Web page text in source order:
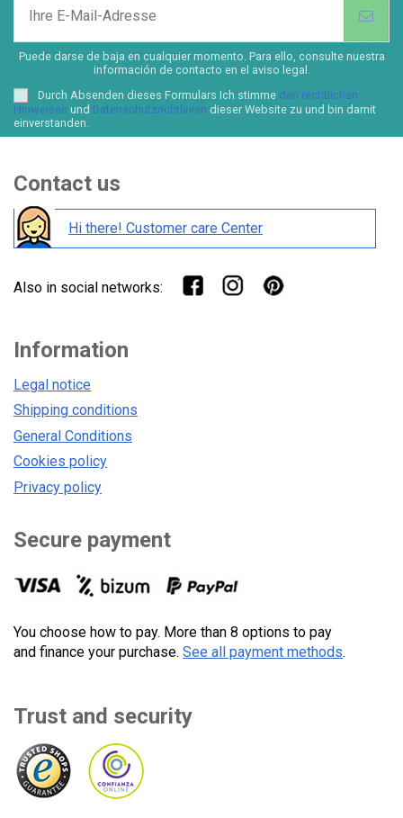
Puede darse de baja en cualquier momento. Para ello, consulte nuestra
información de contacto en el aviso legal.
Durch Absenden dieses Formulars Ich stimme den rechtlichen
Hinweisen und Datenschutzrichtlinien dieser Website zu und bin damit
einverstanden.
Contact us
Hi there! Customer care Center
Also in social networks:
Information
Legal notice
Shipping conditions
General Conditions
Cookies policy
Privacy policy
Secure payment
You choose how to pay. More than 8 options to pay
and finance your purchase. See all payment methods.
Trust and security